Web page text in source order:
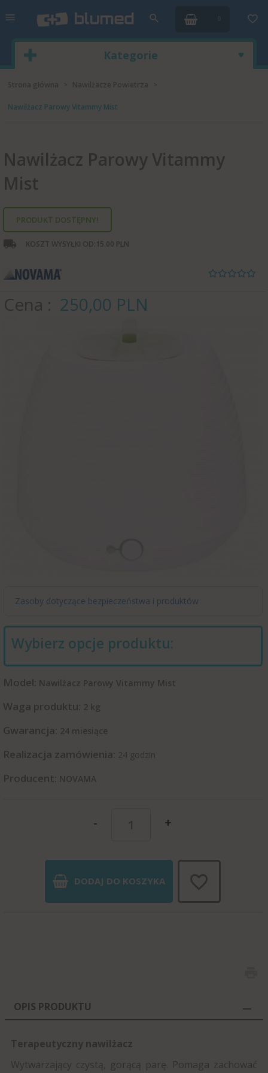
Kategorie
Nawilżacz Parowy Vitammy Mist
Nawilżacz Parowy Vitammy
Mist
PRODUKT DOSTĘPNY!
KOSZT WYSYŁKI OD: 15.00 PLN
Cena 250,00 PLN
Zasoby dotyczące bezpieczeństwa i produktów
Wybierz opcje produktu:
Model: Nawilżacz Parowy Vitammy Mist
Waga produktu: 2 kg
Gwarancja: 24 miesiące
Realizacja zamówienia: 24 godzin
Producent: NOVAMA
- +
DODAJ DO KOSZYKA
OPIS PRODUKTU
Terapeutyczny nawilżacz
Wytwarzający czystą, gorącą parę. Pomaga zachować